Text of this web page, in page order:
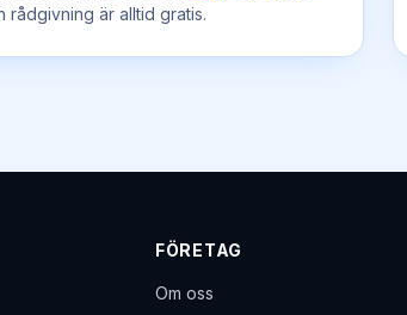
rådgivning är alltid gratis.
FÖRETAG
Om oss